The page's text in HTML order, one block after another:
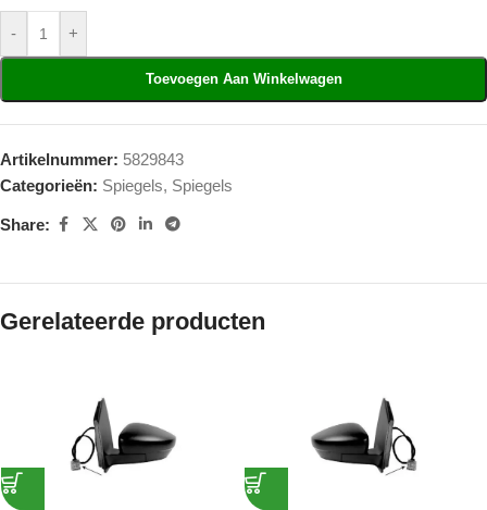
- +
Toevoegen Aan Winkelwagen
Artikelnummer: 5829843
Categorieën: Spiegels, Spiegels
Share:
Gerelateerde producten